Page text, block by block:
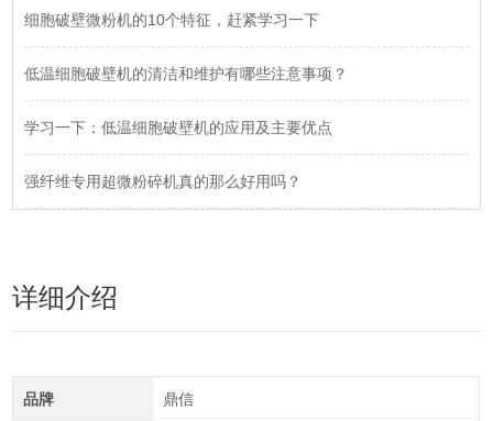
细胞破壁微粉机的10个特征，赶紧学习一下
低温细胞破壁机的清洁和维护有哪些注意事项？
学习一下：低温细胞破壁机的应用及主要优点
强纤维专用超微粉碎机真的那么好用吗？
详细介绍
品牌 鼎信